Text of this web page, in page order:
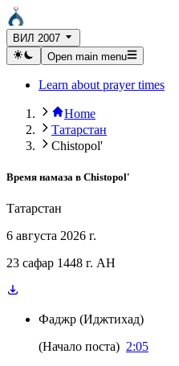
ВИЛ 2007
Open main menu
Learn about prayer times
Home
Татарстан
Chistopol'
Время намаза в Chistopol'
Татарстан
6 августа 2026 г.
23 сафар 1448 г. AH
Фаджр (Иджтихад)
(Начало поста) 2:05